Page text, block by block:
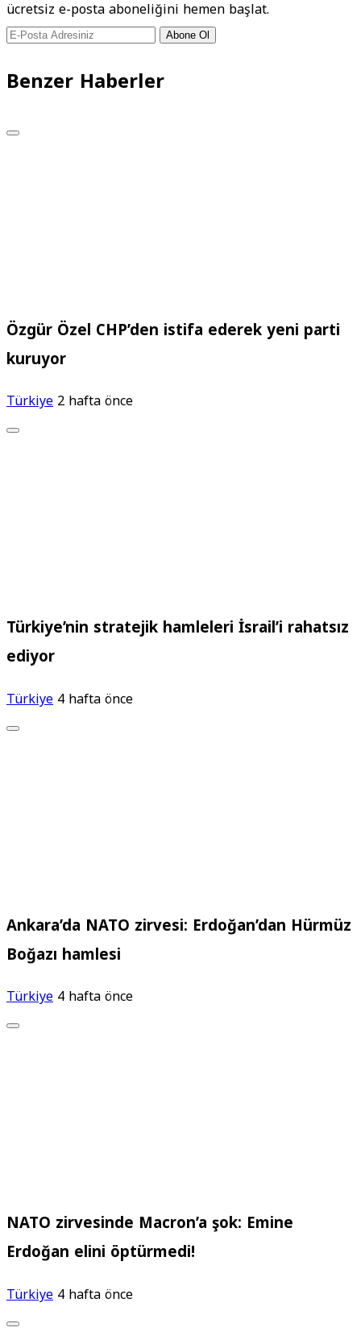
ücretsiz e-posta aboneliğini hemen başlat.
Abone Ol
Benzer Haberler
Özgür Özel CHP’den istifa ederek yeni parti
kuruyor
Türkiye2 hafta önce
Türkiye’nin stratejik hamleleri İsrail’i rahatsız
ediyor
Türkiye4 hafta önce
Ankara’da NATO zirvesi: Erdoğan’dan Hürmüz
Boğazı hamlesi
Türkiye4 hafta önce
NATO zirvesinde Macron’a şok: Emine
Erdoğan elini öptürmedi!
Türkiye4 hafta önce